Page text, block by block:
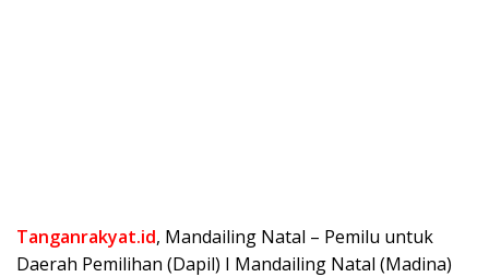
Tanganrakyat.id, Mandailing Natal – Pemilu untuk
Daerah Pemilihan (Dapil) I Mandailing Natal (Madina)